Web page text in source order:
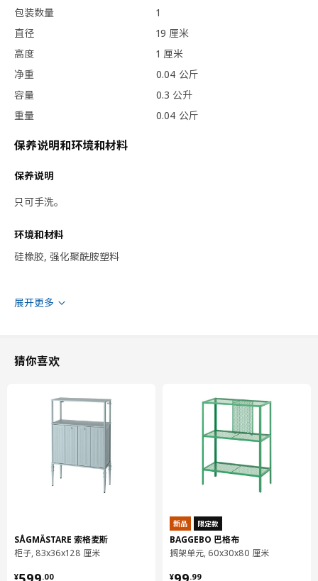
包装数量
1
直径
19 厘米
高度
1 厘米
净重
0.04 公斤
容量
0.3 公升
重量
0.04 公斤
保养说明和环境和材料
保养说明
只可手洗。
环境和材料
硅橡胶, 强化聚酰胺塑料
展开更多
猜你喜欢
SÅGMÄSTARE 索格麦斯
柜子, 83x36x128 厘米
¥ .00
¥ 599.00
新品 限定款
BAGGEBO 巴格布
搁架单元, 60x30x80 厘米
¥ .99
¥ 99.99